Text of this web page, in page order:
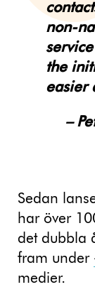
non-
the
easier
–
Sedan
har över
det dubbla
fram under
medier.